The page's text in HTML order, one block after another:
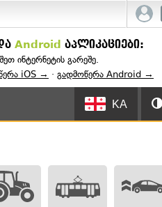
Android აპლიკაციები:
ინტერნეტის გარეშე.
iOS → · გადმოწერა Android →
KA